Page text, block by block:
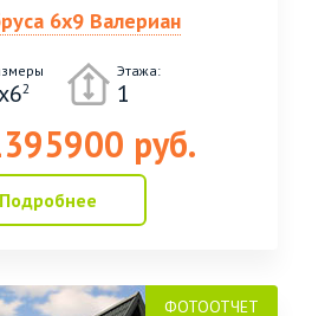
6х9 Валериан
2
Этажа:
1
руб.
Подробнее